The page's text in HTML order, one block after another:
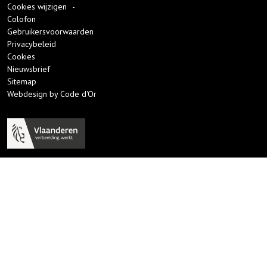
Cookies wijzigen
-
Colofon
Gebruikersvoorwaarden
Privacybeleid
Cookies
Nieuwsbrief
Sitemap
Webdesign by Code d'Or